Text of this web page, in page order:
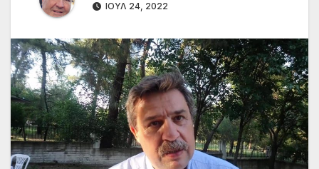
ΙΟΎΛ 24, 2022